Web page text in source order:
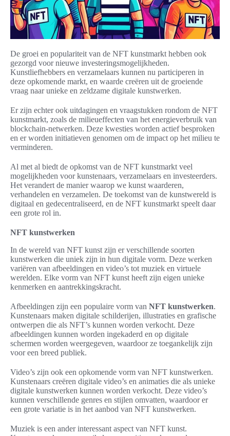
De groei en populariteit van de NFT kunstmarkt hebben ook
gezorgd voor nieuwe investeringsmogelijkheden.
Kunstliefhebbers en verzamelaars kunnen nu participeren in
deze opkomende markt, en waarde creëren uit de groeiende
vraag naar unieke en zeldzame digitale kunstwerken.
Er zijn echter ook uitdagingen en vraagstukken rondom de NFT
kunstmarkt, zoals de milieueffecten van het energieverbruik van
blockchain-netwerken. Deze kwesties worden actief besproken
en er worden initiatieven genomen om de impact op het milieu te
verminderen.
Al met al biedt de opkomst van de NFT kunstmarkt veel
mogelijkheden voor kunstenaars, verzamelaars en investeerders.
Het verandert de manier waarop we kunst waarderen,
verhandelen en verzamelen. De toekomst van de kunstwereld is
digitaal en gedecentraliseerd, en de NFT kunstmarkt speelt daar
een grote rol in.
NFT kunstwerken
In de wereld van NFT kunst zijn er verschillende soorten
kunstwerken die uniek zijn in hun digitale vorm. Deze werken
variëren van afbeeldingen en video’s tot muziek en virtuele
werelden. Elke vorm van NFT kunst heeft zijn eigen unieke
kenmerken en aantrekkingskracht.
Afbeeldingen zijn een populaire vorm van NFT kunstwerken.
Kunstenaars maken digitale schilderijen, illustraties en grafische
ontwerpen die als NFT’s kunnen worden verkocht. Deze
afbeeldingen kunnen worden ingekaderd en op digitale
schermen worden weergegeven, waardoor ze toegankelijk zijn
voor een breed publiek.
Video’s zijn ook een opkomende vorm van NFT kunstwerken.
Kunstenaars creëren digitale video’s en animaties die als unieke
digitale kunstwerken kunnen worden verkocht. Deze video’s
kunnen verschillende genres en stijlen omvatten, waardoor er
een grote variatie is in het aanbod van NFT kunstwerken.
Muziek is een ander interessant aspect van NFT kunst.